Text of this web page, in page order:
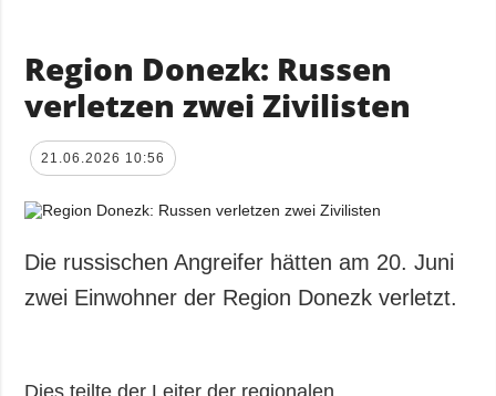
Region Donezk: Russen
verletzen zwei Zivilisten
21.06.2026 10:56
Die russischen Angreifer hätten am 20. Juni
zwei Einwohner der Region Donezk verletzt.
Dies teilte der Leiter der regionalen